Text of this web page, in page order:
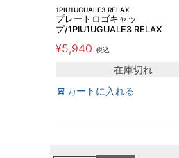
1PIU1UGUALE3 RELAX
プレートロゴキャッ
プ/1PIU1UGUALE3 RELAX
¥5,940 税込
在庫切れ
カートに入れる